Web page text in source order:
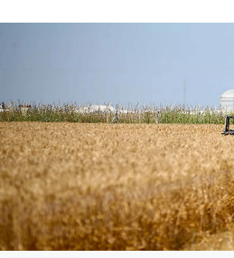
Yetiştirici Soruyor
Dünyada Tarım
Üretici Birlikleri
Şeker ve Şekerli Mamüller